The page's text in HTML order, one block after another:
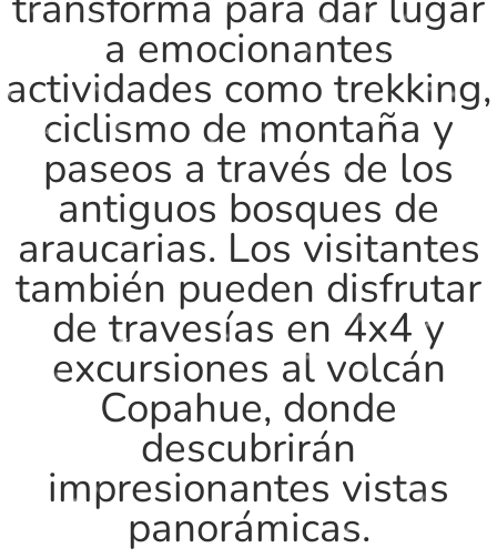
a emocionantes
actividades como trekking,
ciclismo de montaña y
paseos a través de los
antiguos bosques de
araucarias. Los visitantes
también pueden disfrutar
de travesías en 4x4 y
excursiones al volcán
Copahue, donde
descubrirán
impresionantes vistas
panorámicas.